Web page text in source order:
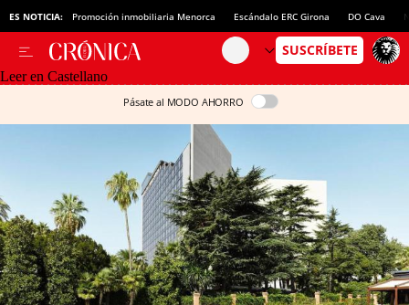
ES NOTICIA: Promoción inmobiliaria Menorca Escándalo ERC Girona DO Cava
Leer en Castellano
Pásate al MODO AHORRO